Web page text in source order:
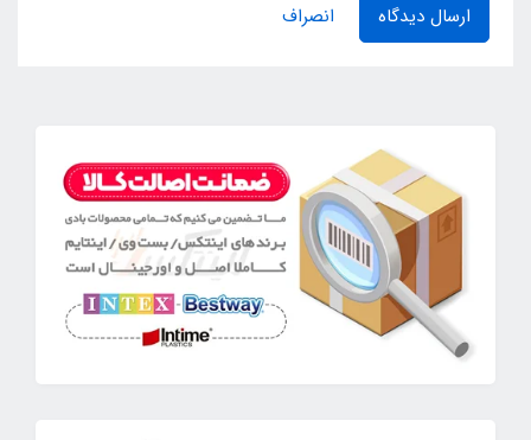
ارسال دیدگاه انصراف